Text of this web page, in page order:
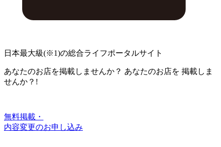
日本最大級(※1)の総合ライフポータルサイト
あなたのお店を掲載しませんか？ あなたのお店を 掲載しま
せんか？!
無料掲載・
内容変更のお申し込み